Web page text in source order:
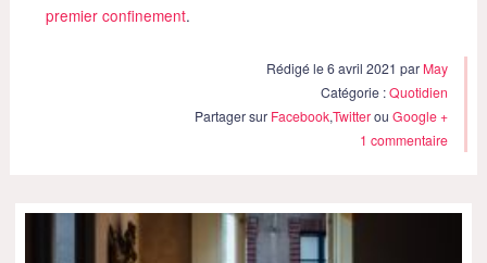
premier confinement.
Rédigé le 6 avril 2021 par May
Catégorie :Quotidien
Partager sur Facebook,TwitterouGoogle +
1 commentaire